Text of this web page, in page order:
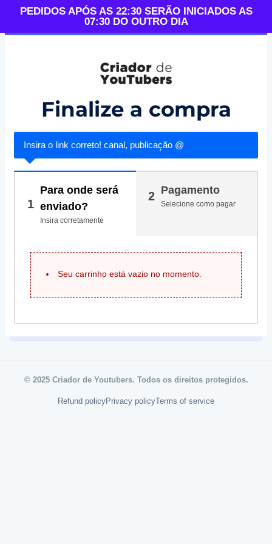
PEDIDOS APÓS AS 22:30 SERÃO INICIADOS AS
07:30 DO OUTRO DIA
Finalize a compra
Insira o link correto! canal, publicação @
1
Para onde será
enviado?
Insira corretamente
2 Pagamento
Selecione como pagar
Seu carrinho está vazio no momento.
© 2025 Criador de Youtubers. Todos os direitos protegidos.
Refund policyPrivacy policyTerms of service